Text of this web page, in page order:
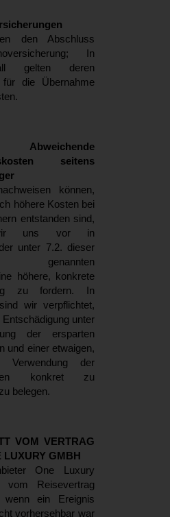
den Abschluss
In
gelten deren
für die Übernahme
seitens
können,
höhere Kosten bei
entstanden sind,
uns vor in
unter 7.2. dieser
genannten
höhere, konkrete
zu fordern. In
wir verpflichtet,
unter
der ersparten
und einer etwaigen,
Verwendung der
konkret zu
belegen.
VOM VERTRAG
LUXURY GMBH
One Luxury
vom Reisevertrag
wenn ein Ereignis
vorhersehbar war